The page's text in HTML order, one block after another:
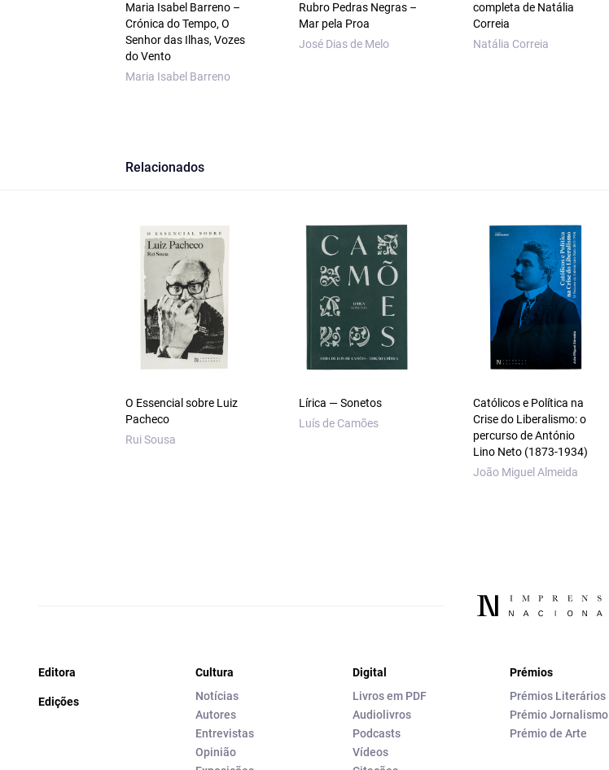
Maria Isabel Barreno –
Crónica do Tempo, O
Senhor das Ilhas, Vozes
do Vento
Maria Isabel Barreno
Rubro Pedras Negras –
Mar pela Proa
José Dias de Melo
completa de Natália
Correia
Natália Correia
Relacionados
O Essencial sobre Luiz
Pacheco
Rui Sousa
Lírica — Sonetos
Luís de Camões
Católicos e Política na
Crise do Liberalismo: o
percurso de António
Lino Neto (1873‑1934)
João Miguel Almeida
Editora
Edições
Cultura
Notícias
Autores
Entrevistas
Opinião
Digital
Livros em PDF
Audiolivros
Podcasts
Vídeos
Prémios
Prémios Literários
Prémio Jornalismo
Prémio de Arte